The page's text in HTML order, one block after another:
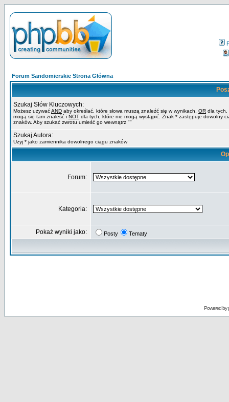
Forum Sandomierskie Strona Główna
Szukaj Słów Kluczowych:
Możesz używaćAND aby określać, które słowa muszą znaleźć się w wynikach, OR dla tych,
mogą się tam znaleść i NOT dla tych, które nie mogą wystąpić. Znak * zastępuje dowolny
znaków. Aby szukać zwrotu umieść go wewnątrz ""
Szukaj Autora:
Użyj * jako zamiennika dowolnego ciągu znaków
Forum:
Kategoria:
Pokaż wyniki jako: Posty Tematy
Powered by